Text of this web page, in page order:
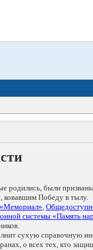
родились, были
ковавшим Победу в тылу.
,
системы «Память
сухую справочную
о всех тех, кто